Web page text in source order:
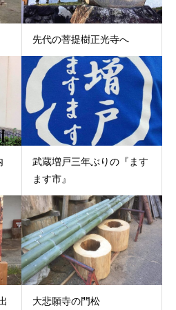
先代の菩提樹正光寺へ
武蔵増戸三年ぶりの『ます
ます市』
大悲願寺の門松